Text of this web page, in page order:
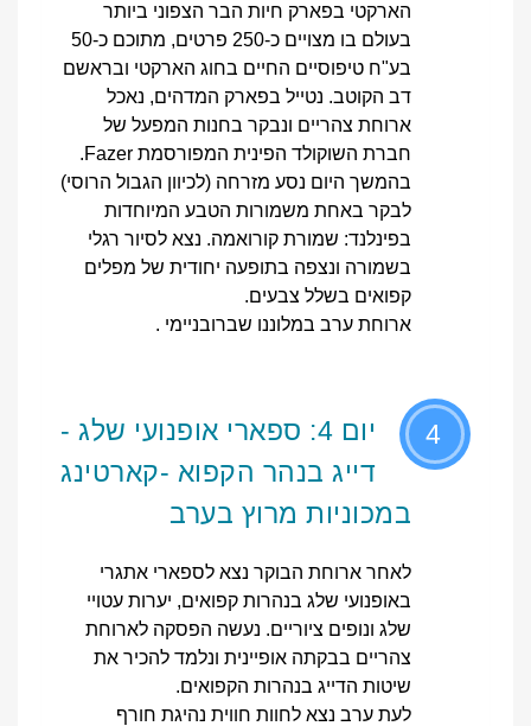
הארקטי בפארק חיות הבר הצפוני ביותר
בעולם בו מצויים כ-250 פרטים, מתוכם כ-50
בע"ח טיפוסיים החיים בחוג הארקטי ובראשם
דב הקוטב. נטייל בפארק המדהים, נאכל
ארוחת צהריים ונבקר בחנות המפעל של
חברת השוקולד הפינית המפורסמת Fazer.
בהמשך היום נסע מזרחה (לכיוון הגבול הרוסי)
לבקר באחת משמורות הטבע המיוחדות
בפינלנד: שמורת קורואמה. נצא לסיור רגלי
בשמורה ונצפה בתופעה יחודית של מפלים
קפואים בשלל צבעים.
ארוחת ערב במלוננו שברובניימי .
4
יום 4: ספארי אופנועי שלג -
דייג בנהר הקפוא -קארטינג
במכוניות מרוץ בערב
לאחר ארוחת הבוקר נצא לספארי אתגרי
באופנועי שלג בנהרות קפואים, יערות עטויי
שלג ונופים ציוריים. נעשה הפסקה לארוחת
צהריים בבקתה אופיינית ונלמד להכיר את
שיטות הדייג בנהרות הקפואים.
לעת ערב נצא לחוות חווית נהיגת חורף